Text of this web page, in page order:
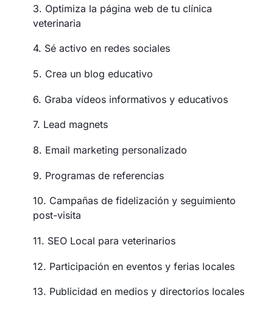
3. Optimiza la página web de tu clínica
veterinaria
4. Sé activo en redes sociales
5. Crea un blog educativo
6. Graba vídeos informativos y educativos
7. Lead magnets
8. Email marketing personalizado
9. Programas de referencias
10. Campañas de fidelización y seguimiento
post-visita
11. SEO Local para veterinarios
12. Participación en eventos y ferias locales
13. Publicidad en medios y directorios locales